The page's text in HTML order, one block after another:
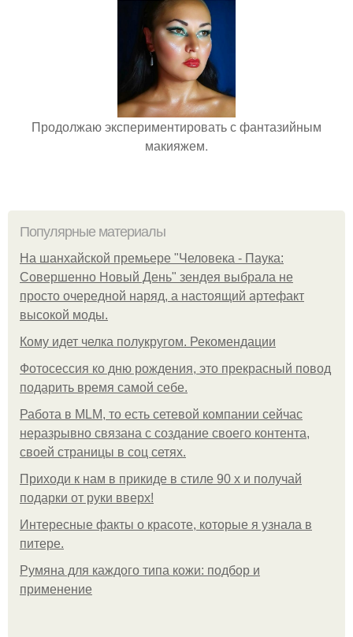
Продолжаю экспериментировать с фантазийным
макияжем.
Популярные материалы
На шанхайской премьере "Человека - Паука:
Совершенно Новый День" зендея выбрала не
просто очередной наряд, а настоящий артефакт
высокой моды.
Кому идет челка полукругом. Рекомендации
Фотосессия ко дню рождения, это прекрасный повод
подарить время самой себе.
Работа в MLM, то есть сетевой компании сейчас
неразрывно связана с создание своего контента,
своей страницы в соц сетях.
Приходи к нам в прикиде в стиле 90 х и получай
подарки от руки вверх!
Интересные факты о красоте, которые я узнала в
питере.
Румяна для каждого типа кожи: подбор и
применение